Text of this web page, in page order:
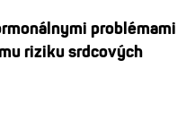
problémami
riziku srdcových